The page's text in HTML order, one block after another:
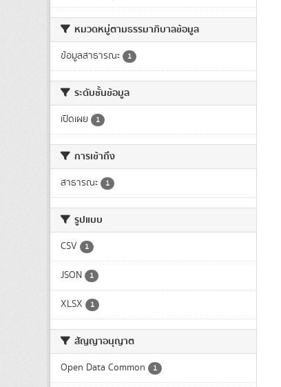
หมวดหมู่ตามธรรมาภิบาลข้อมูล
ข้อมูลสาธารณะ 1
ระดับชั้นข้อมูล
เปิดเผย 1
การเข้าถึง
สาธารณะ 1
รูปแบบ
CSV 1
JSON 1
XLSX 1
สัญญาอนุญาต
Open Data Common 1